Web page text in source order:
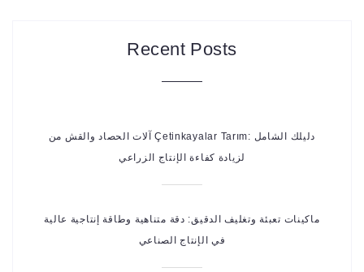
Recent Posts
آلات الحصاد والقش من Çetinkayalar Tarım: دليلك الشامل
لزيادة كفاءة الإنتاج الزراعي
ماكينات تعبئة وتغليف الدقيق: دقة متناهية وطاقة إنتاجية عالية
في الإنتاج الصناعي